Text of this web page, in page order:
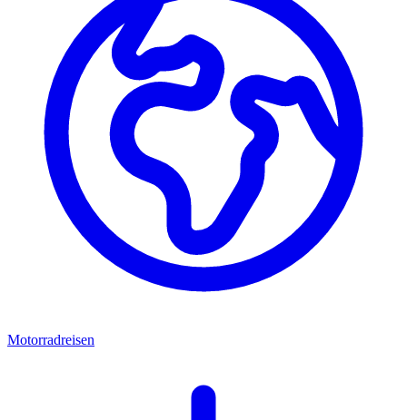
Motorradreisen